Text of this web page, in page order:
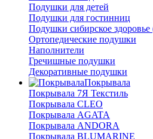
Подушки для детей
Подушки для гостинниц
Подушки сибирское здоровье
Ортопедические подушки
Наполнители
Гречишные подушки
Декоративные подушки
Покрывала
Покрывала 7Я Текстиль
Покрывала CLEO
Покрывала AGATA
Покрывала ANDORA
Покрывала BLUMARINE